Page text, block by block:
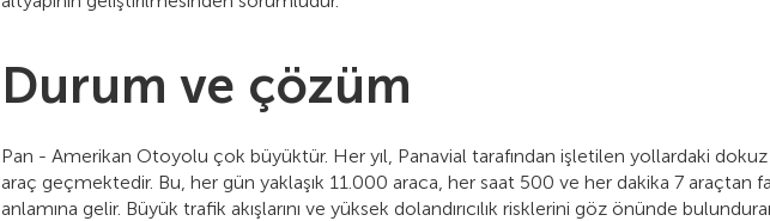
Durum ve çözüm
Pan - Amerikan Otoyolu çok büyüktür. Her yıl, Panavial tarafından işletilen yollardaki
araç geçmektedir. Bu, her gün yaklaşık 11.000 araca, her saat 500 ve her dakika 7 araçtan
anlamına gelir. Büyük trafik akışlarını ve yüksek dolandırıcılık risklerini göz önünde